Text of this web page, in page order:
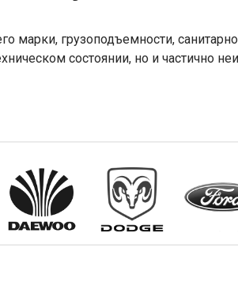
грузоподъемности,
состоянии, но и частично